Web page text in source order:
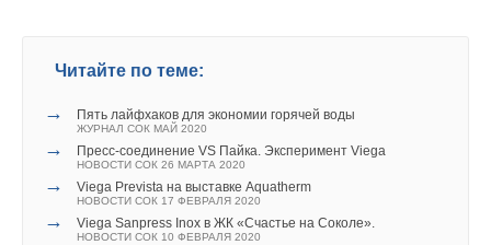
Читайте по теме:
→ Пять лайфхаков для экономии горячей воды
ЖУРНАЛ СОК МАЙ 2020
→ Пресс-соединение VS Пайка. Эксперимент Viega
НОВОСТИ СОК 26 МАРТА 2020
→ Viega Prevista на выставке Aquatherm
НОВОСТИ СОК 17 ФЕВРАЛЯ 2020
→ Viega Sanpress Inox в ЖК «Счастье на Соколе».
НОВОСТИ СОК 10 ФЕВРАЛЯ 2020
Уведомления отключены
Комментарии
В этой теме еще нет комментариев
→
Система с гидромодулем WaterLoop Ridan от компании
→
GEFFEN обновил группу быстрого монтажа до 70 кВт
МКС 70
НОВОСТИ СОК 27 МАРТА 2025
Оснащение объектов к саммиту БРИКС в Казани
ЖУРНАЛ СОК НОЯБРЬ 2024
Giacomini S.p.A. начала выпуск модульных тепловых
пунктов GE556-SM нового поколения
НОВОСТИ СОК 6 АПРЕЛЯ 2023